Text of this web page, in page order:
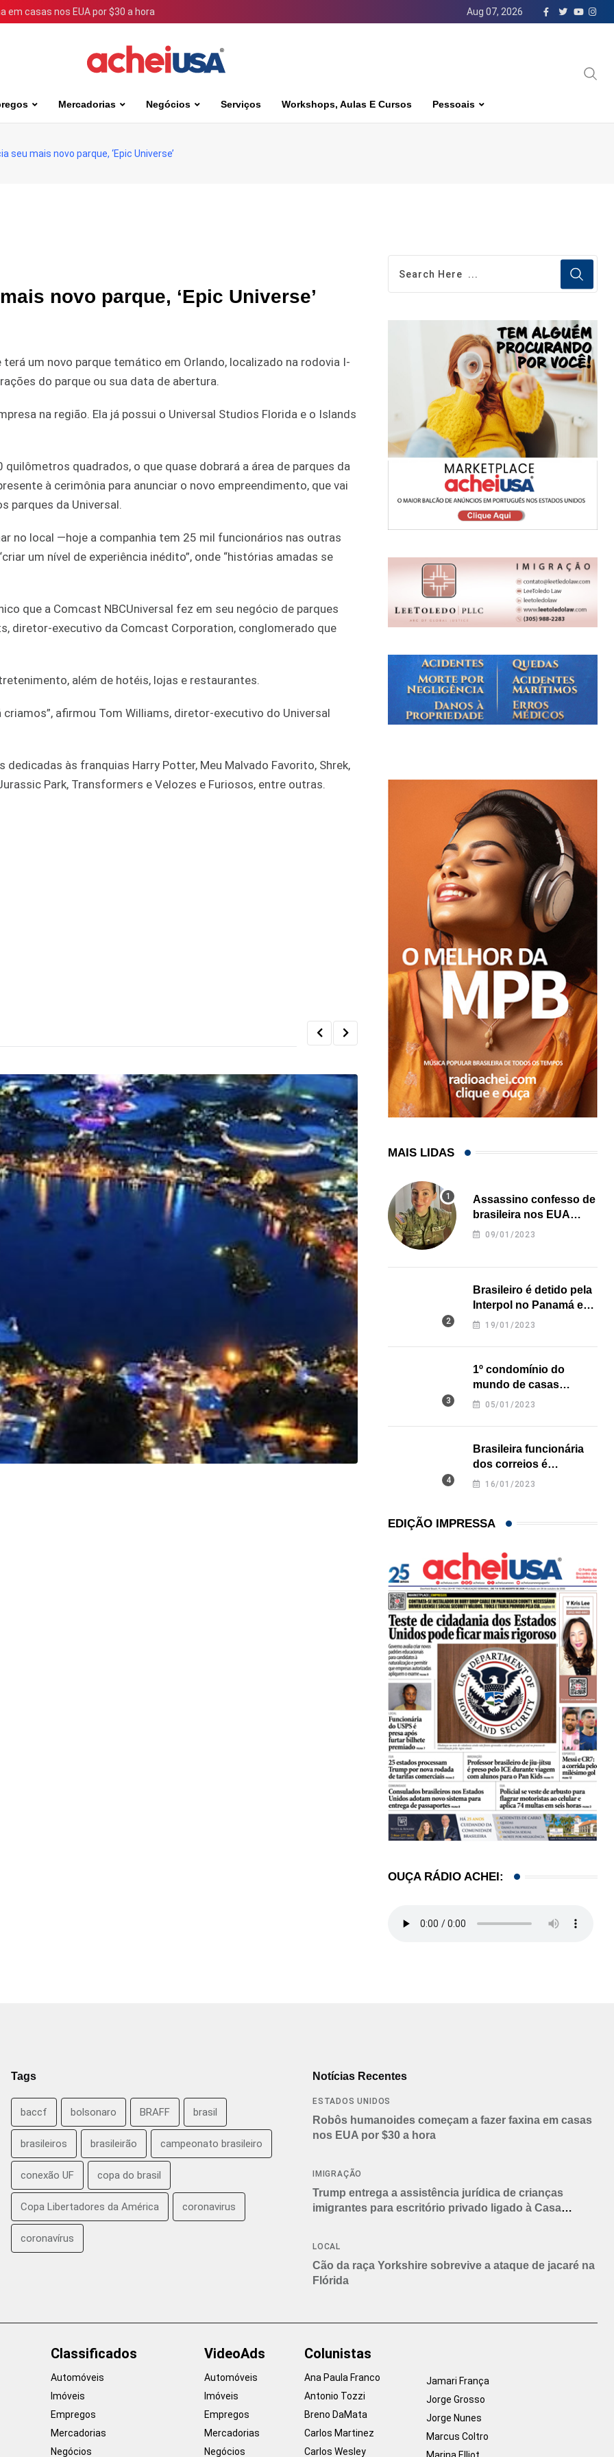
casas nos EUA por $30 a hora Aug 07, 2026
Mercadorias Negócios Serviços Workshops, Aulas E Cursos Pessoais
seu mais novo parque, ‘Epic Universe’
novo parque, ‘Epic Universe’
um novo parque temático em Orlando, localizado na rodovia I-
do parque ou sua data de abertura.
na região. Ela já possui o Universal Studios Florida e o Islands
quadrados, o que quase dobrará a área de parques da
à cerimônia para anunciar o novo empreendimento, que vai
parques da Universal.
no local —hoje a companhia tem 25 mil funcionários nas outras
um nível de experiência inédito”, onde “histórias amadas se
que a Comcast NBCUniversal fez em seu negócio de parques
diretor-executivo da Comcast Corporation, conglomerado que
além de hotéis, lojas e restaurantes.
afirmou Tom Williams, diretor-executivo do Universal
às franquias Harry Potter, Meu Malvado Favorito, Shrek,
Park, Transformers e Velozes e Furiosos, entre outras.
,
Cartão da biblioteca pública de Miami dá
MAIS LIDAS
Assassino confesso de
brasileira nos EUA
revela onde deixou o
09/01/2023
Brasileiro é detido pela
Interpol no Panamá e
pode pegar prisão
19/01/2023
1º condomínio do
mundo de casas
impressas em 3D é
05/01/2023
Brasileira funcionária
dos correios é
assassinada a facadas
16/01/2023
EDIÇÃO IMPRESSA
OUÇA RÁDIO ACHEI:
Tags
baccf bolsonaro BRAFF brasil
brasileiros brasileirão campeonato brasileiro
conexão UF copa do brasil
Copa Libertadores da América coronavirus
coronavírus
Notícias Recentes
ESTADOS UNIDOS
Robôs humanoides começam a fazer faxina em casas
nos EUA por $30 a hora
IMIGRAÇÃO
Trump entrega a assistência jurídica de crianças
imigrantes para escritório privado ligado à Casa
LOCAL
Cão da raça Yorkshire sobrevive a ataque de jacaré na
Flórida
Classificados
Automóveis
Imóveis
Empregos
Mercadorias
Negócios
VideoAds
Automóveis
Imóveis
Empregos
Mercadorias
Negócios
Colunistas
Ana Paula Franco
Antonio Tozzi
Breno DaMata
Carlos Martinez
Carlos Wesley
Jamari França
Jorge Grosso
Jorge Nunes
Marcus Coltro